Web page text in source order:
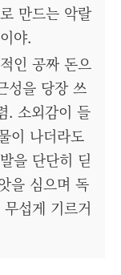
만드는 악랄
야.
인 공짜 돈으
성을 당장 쓰
. 소외감이 들
이 나더라도
을 단단히 딛
을 심으며 독
섭게 기르거